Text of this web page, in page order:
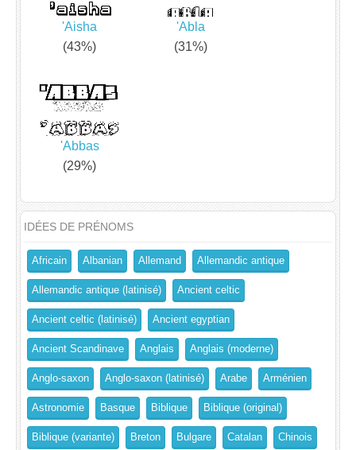
'Aisha
(43%)
'Abla
(31%)
'Abbas
(29%)
IDÉES DE PRÉNOMS
Africain Albanian Allemand Allemandic antique
Allemandic antique (latinisé) Ancient celtic
Ancient celtic (latinisé) Ancient egyptian
Ancient Scandinave Anglais Anglais (moderne)
Anglo-saxon Anglo-saxon (latinisé) Arabe Arménien
Astronomie Basque Biblique Biblique (original)
Biblique (variante) Breton Bulgare Catalan Chinois